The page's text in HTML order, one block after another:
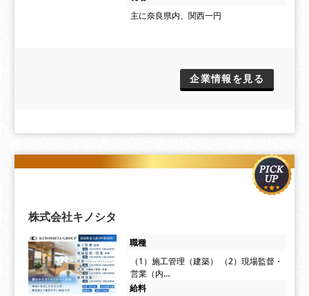
主に奈良県内、関西一円
企業情報を見る
株式会社キノシタ
職種
（1）施工管理（建築） （2）現場監督・
営業（内…
給料